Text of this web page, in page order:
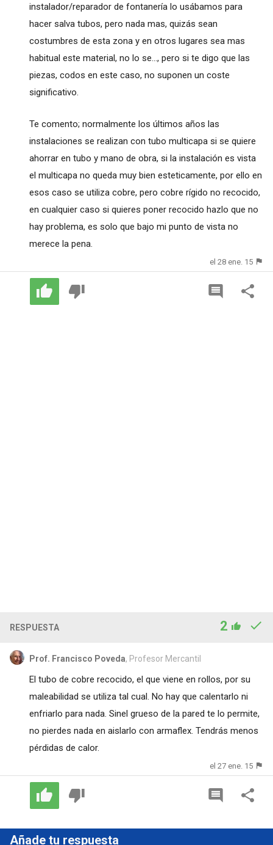
instalador/reparador de fontanería lo usábamos para
hacer salva tubos, pero nada mas, quizás sean
costumbres de esta zona y en otros lugares sea mas
habitual este material, no lo se..., pero si te digo que las
piezas, codos en este caso, no suponen un coste
significativo.
Te comento; normalmente los últimos años las
instalaciones se realizan con tubo multicapa si se quiere
ahorrar en tubo y mano de obra, si la instalación es vista
el multicapa no queda muy bien esteticamente, por ello en
esos caso se utiliza cobre, pero cobre rígido no recocido,
en cualquier caso si quieres poner recocido hazlo que no
hay problema, es solo que bajo mi punto de vista no
merece la pena.
el 28 ene. 15
RESPUESTA 2
Prof. Francisco Poveda, Profesor Mercantil
El tubo de cobre recocido, el que viene en rollos, por su
maleabilidad se utiliza tal cual. No hay que calentarlo ni
enfriarlo para nada. Sinel grueso de la pared te lo permite,
no pierdes nada en aislarlo con armaflex. Tendrás menos
pérdidas de calor.
el 27 ene. 15
Añade tu respuesta